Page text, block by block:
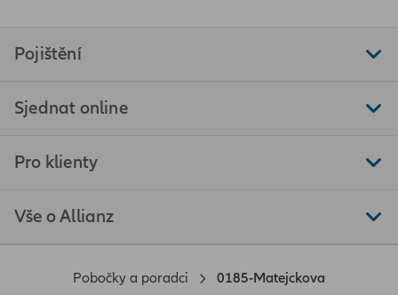
Pojištění
Sjednat online
Pro klienty
Vše o Allianz
Pobočky a poradci 0185-Matejckova